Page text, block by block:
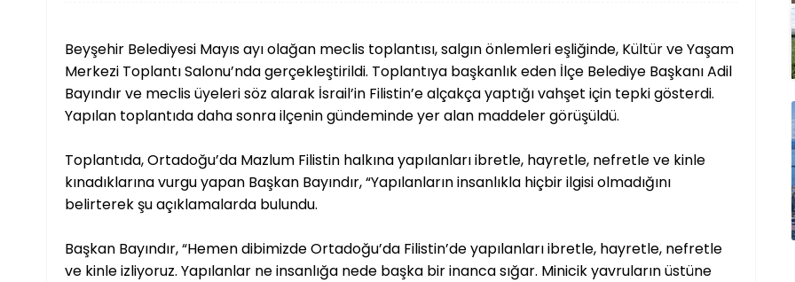
Beyşehir Belediyesi Mayıs ayı olağan meclis toplantısı, salgın önlemleri eşliğinde, Kültür ve Yaşam
Merkezi Toplantı Salonu’nda gerçekleştirildi. Toplantıya başkanlık eden İlçe Belediye Başkanı Adil
Bayındır ve meclis üyeleri söz alarak İsrail’in Filistin’e alçakça yaptığı vahşet için tepki gösterdi.
Yapılan toplantıda daha sonra ilçenin gündeminde yer alan maddeler görüşüldü.
Toplantıda, Ortadoğu’da Mazlum Filistin halkına yapılanları ibretle, hayretle, nefretle ve kinle
kınadıklarına vurgu yapan Başkan Bayındır, “Yapılanların insanlıkla hiçbir ilgisi olmadığını
belirterek şu açıklamalarda bulundu.
Başkan Bayındır, “Hemen dibimizde Ortadoğu’da Filistin’de yapılanları ibretle, hayretle, nefretle
ve kinle izliyoruz. Yapılanlar ne insanlığa nede başka bir inanca sığar. Minicik yavruların üstüne